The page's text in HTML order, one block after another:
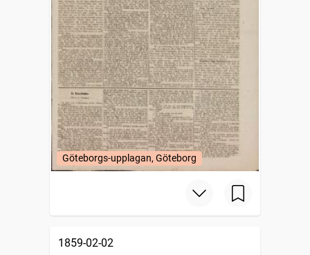
Göteborgs-upplagan, Göteborg
1859-02-02